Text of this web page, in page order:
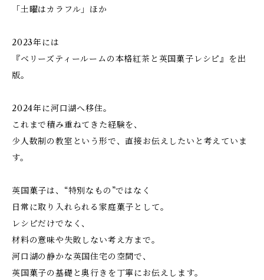
「土曜はカラフル」ほか
2023年には
『ベリーズティールームの本格紅茶と英国菓子レシピ』を出
版。
2024年に河口湖へ移住。
これまで積み重ねてきた経験を、
少人数制の教室という形で、直接お伝えしたいと考えていま
す。
英国菓子は、“特別なもの”ではなく
日常に取り入れられる家庭菓子として。
レシピだけでなく、
材料の意味や失敗しない考え方まで。
河口湖の静かな英国住宅の空間で、
英国菓子の基礎と奥行きを丁寧にお伝えします。